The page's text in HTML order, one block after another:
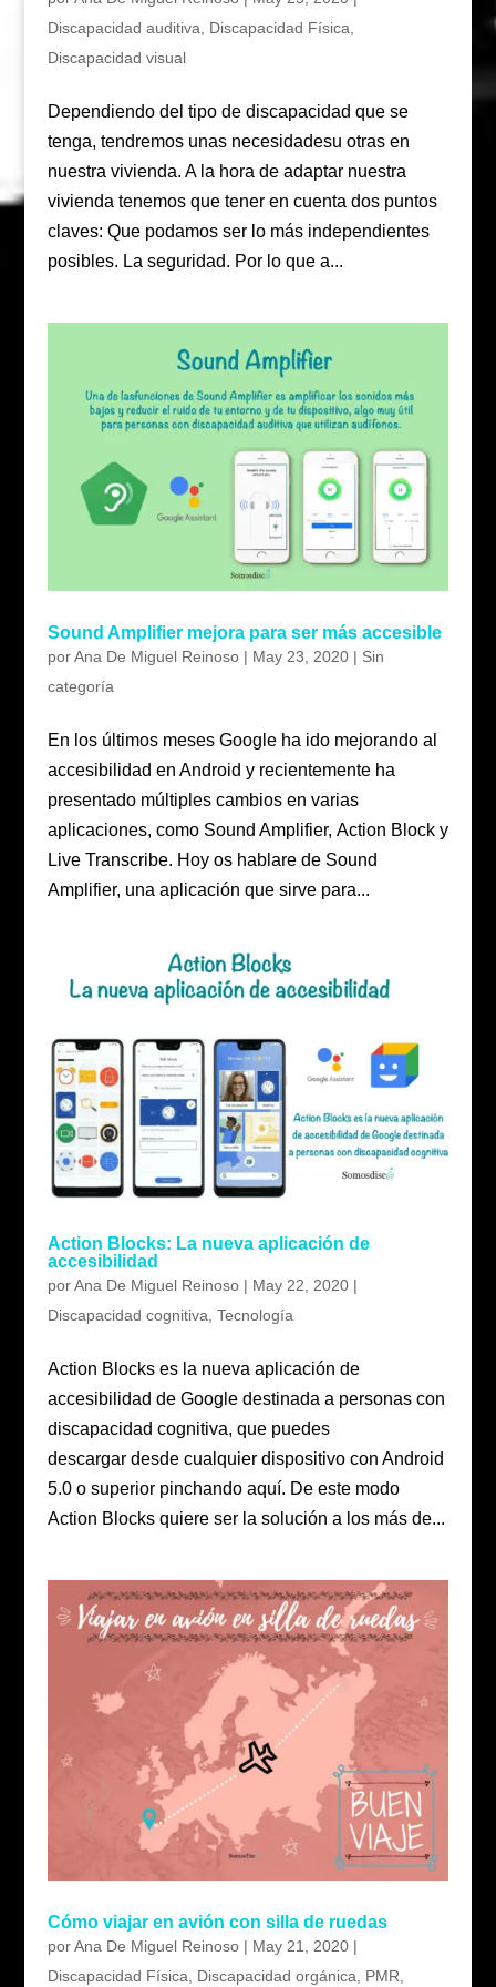
Discapacidad auditiva
Discapacidad Física
Discapacidad visual
Dependiendo del tipo de discapacidad que se
tenga, tendremos unas necesidadesu otras en
nuestra vivienda. A la hora de adaptar nuestra
vivienda tenemos que tener en cuenta dos puntos
claves: Que podamos ser lo más independientes
posibles. La seguridad. Por lo que a...
Sound Amplifier mejora para ser más accesible
porAna De Miguel Reinoso| May 23, 2020| Sin
categoría
En los últimos meses Google ha ido mejorando al
accesibilidad en Android y recientemente ha
presentado múltiples cambios en varias
aplicaciones, como Sound Amplifier, Action Block y
Live Transcribe. Hoy os hablare de Sound
Amplifier, una aplicación que sirve para...
Action Blocks: La nueva aplicación de
accesibilidad
porAna De Miguel Reinoso| May 22, 2020|
Discapacidad cognitiva Tecnología
Action Blocks es la nueva aplicación de
accesibilidad de Google destinada a personas con
discapacidad cognitiva, que puedes
descargar desde cualquier dispositivo con Android
5.0 o superior pinchando aquí. De este modo
Action Blocks quiere ser la solución a los más de...
Cómo viajar en avión con silla de ruedas
porAna De Miguel Reinoso| May 21, 2020|
Discapacidad Física, Discapacidad orgánica, PMR,